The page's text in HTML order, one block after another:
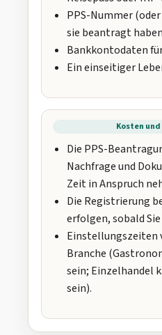
PPS-Nummer (oder
sie beantragt
Bankkontodaten
Ein einseitiger
Kosten
Die PPS-
Nachfrage und
Zeit in Anspruch
Die Registrierung
erfolgen, sobald
Einstellungszeiten
Branche
sein; Einzelhandel
sein).